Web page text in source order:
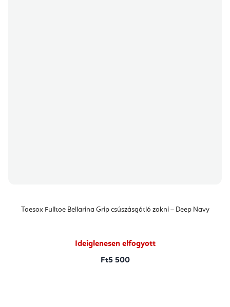
Toesox Fulltoe Bellarina Grip csúszásgátló zokni – Deep Navy
Ideiglenesen elfogyott
Ft5 500